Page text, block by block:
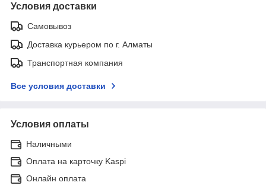
Условия доставки
Самовывоз
Доставка курьером по г. Алматы
Транспортная компания
Все условия доставки
Условия оплаты
Наличными
Оплата на карточку Kaspi
Онлайн оплата